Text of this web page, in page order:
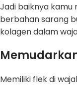
Jadi baiknya
berbahan sarang
kolagen dalam
Memiliki flek di